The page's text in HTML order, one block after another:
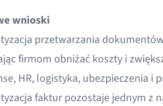
wnioski
przetwarzania
firmom obniżać koszty i
HR, logistyka, ubezpieczenia i
faktur pozostaje jednym z